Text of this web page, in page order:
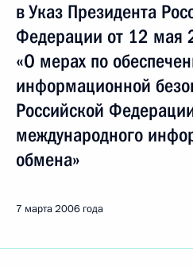
в Указ Президента
Федерации от 12
«О мерах по
информационной
Российской
международного
обмена»
7 марта 2006 года